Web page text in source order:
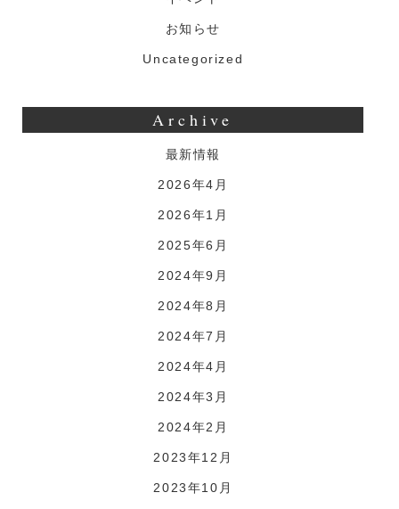
お知らせ
Uncategorized
Archive
最新情報
2026年4月
2026年1月
2025年6月
2024年9月
2024年8月
2024年7月
2024年4月
2024年3月
2024年2月
2023年12月
2023年10月